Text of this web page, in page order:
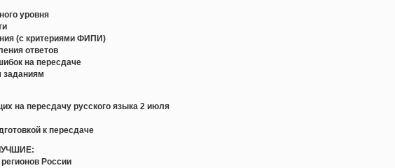
уровня
(с критериями ФИПИ)
ответов
на пересдаче
заданиям
на пересдачу русского языка 2 июля
к пересдаче
России